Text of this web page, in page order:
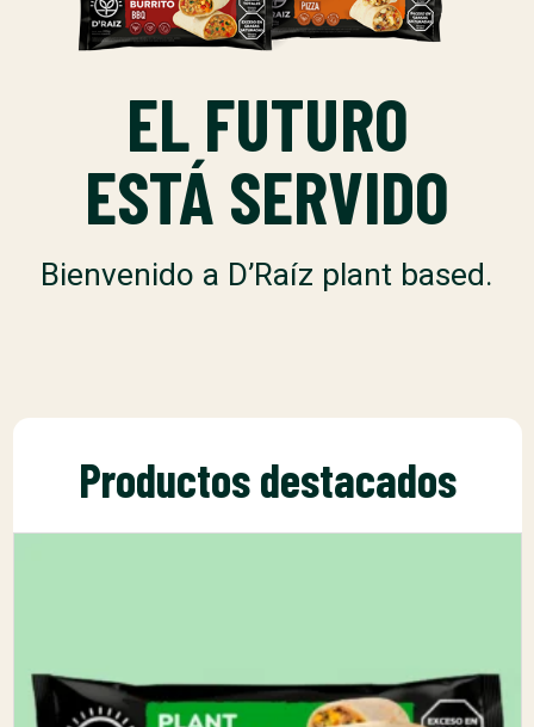
EL FUTURO
ESTÁ SERVIDO
Bienvenido a D’Raíz plant based.
Productos destacados